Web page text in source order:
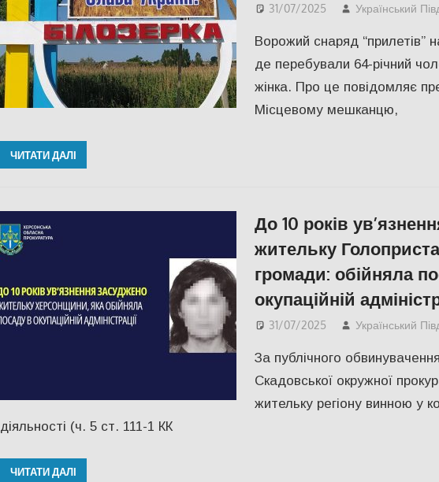
31/07/2025 Український
Ворожий снаряд “прилетів”
де перебували 64-річний
жінка. Про це повідомляє
Місцевому мешканцю,
ЧИТАТИ ДАЛІ
До 10 років
жительку
громади: обійняла
окупаційній
31/07/2025 Український
За публічного
Скадовської окружної
жительку регіону винною у
діяльності (ч. 5 ст. 111-1 КК
ЧИТАТИ ДАЛІ